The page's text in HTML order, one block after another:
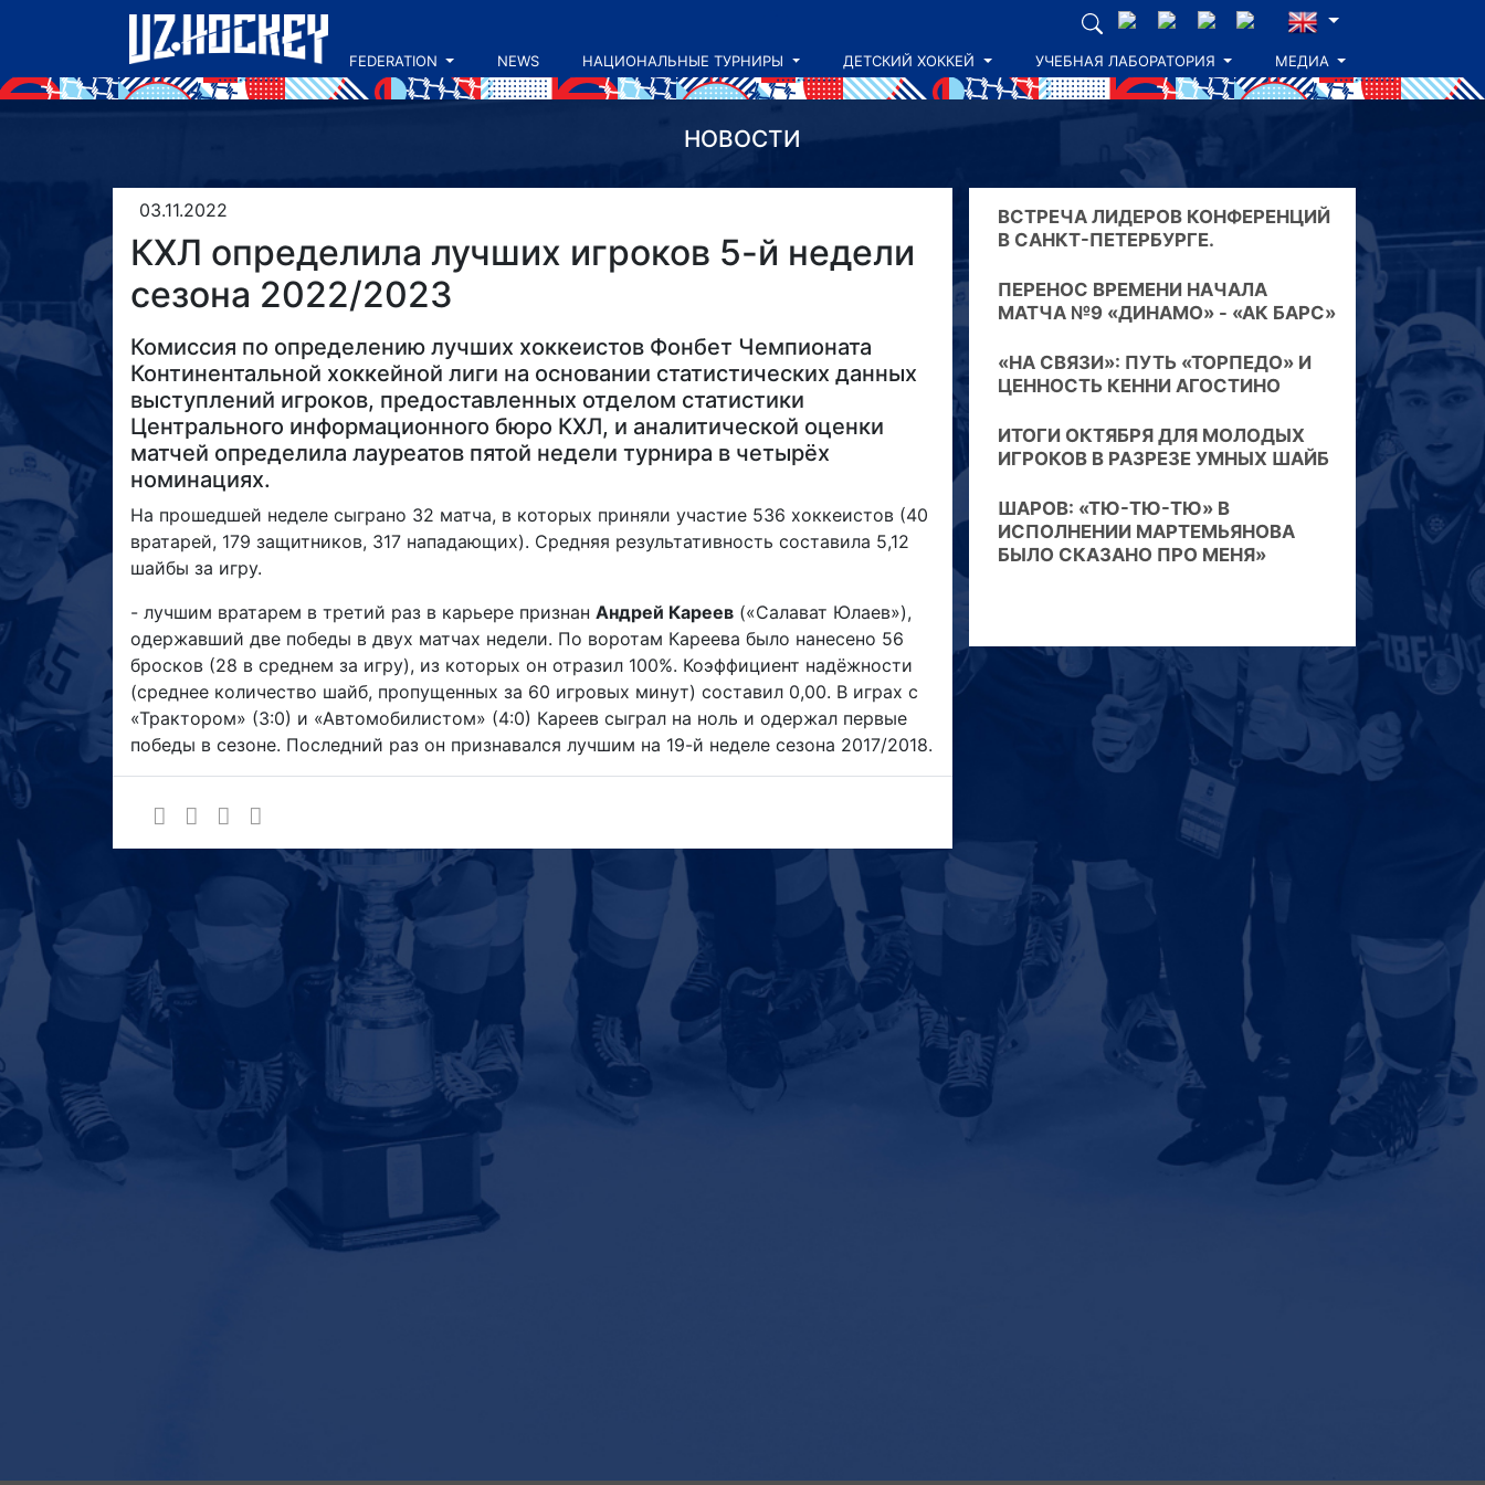
FEDERATION NEWS НАЦИОНАЛЬНЫЕ ТУРНИРЫ ДЕТСКИЙ ХОККЕЙ УЧЕБНАЯ ЛАБОРАТОРИЯ МЕДИА
НОВОСТИ
03.11.2022
КХЛ определила лучших игроков 5-й недели
сезона 2022/2023
Комиссия по определению лучших хоккеистов Фонбет Чемпионата
Континентальной хоккейной лиги на основании статистических данных
выступлений игроков, предоставленных отделом статистики
Центрального информационного бюро КХЛ, и аналитической оценки
матчей определила лауреатов пятой недели турнира в четырёх
номинациях.
На прошедшей неделе сыграно 32 матча, в которых приняли участие 536 хоккеистов (40
вратарей, 179 защитников, 317 нападающих). Средняя результативность составила 5,12
шайбы за игру.
- лучшим вратарем в третий раз в карьере признан Андрей Кареев («Салават Юлаев»),
одержавший две победы в двух матчах недели. По воротам Кареева было нанесено 56
бросков (28 в среднем за игру), из которых он отразил 100%. Коэффициент надёжности
(среднее количество шайб, пропущенных за 60 игровых минут) составил 0,00. В играх с
«Трактором» (3:0) и «Автомобилистом» (4:0) Кареев сыграл на ноль и одержал первые
победы в сезоне. Последний раз он признавался лучшим на 19-й неделе сезона 2017/2018.
ВСТРЕЧА ЛИДЕРОВ КОНФЕРЕНЦИЙ
В САНКТ-ПЕТЕРБУРГЕ.
ПЕРЕНОС ВРЕМЕНИ НАЧАЛА
МАТЧА №9 «ДИНАМО» - «АК БАРС»
«НА СВЯЗИ»: ПУТЬ «ТОРПЕДО» И
ЦЕННОСТЬ КЕННИ АГОСТИНО
ИТОГИ ОКТЯБРЯ ДЛЯ МОЛОДЫХ
ИГРОКОВ В РАЗРЕЗЕ УМНЫХ ШАЙБ
ШАРОВ: «ТЮ-ТЮ-ТЮ» В
ИСПОЛНЕНИИ МАРТЕМЬЯНОВА
БЫЛО СКАЗАНО ПРО МЕНЯ»